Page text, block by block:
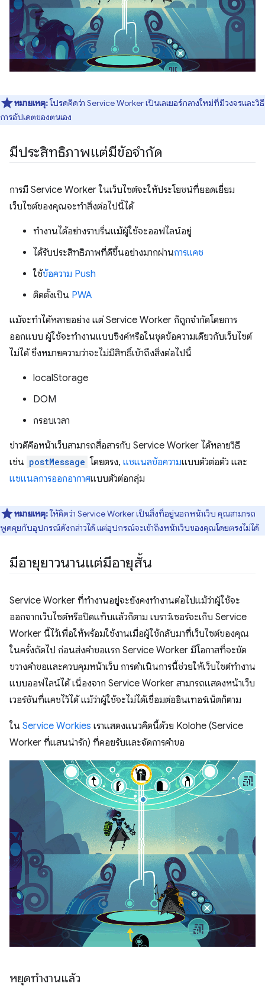
หมายเหตุ:โปรดคิดว่า Service Worker เป็นเลเยอร์กลางใหม่ที่มีวงจรและวิธี
การอัปเดตของตนเอง
มีประสิทธิภาพแต่มีข้อจํากัด
การมี Service Worker ในเว็บไซต์จะให้ประโยชน์ที่ยอดเยี่ยม
เว็บไซต์ของคุณจะทำสิ่งต่อไปนี้ได้
ทำงานได้อย่างราบรื่นแม้ผู้ใช้จะออฟไลน์อยู่
ได้รับประสิทธิภาพที่ดีขึ้นอย่างมากผ่านการแคช
ใช้ข้อความ Push
ติดตั้งเป็น PWA
แม้จะทําได้หลายอย่าง แต่ Service Worker ก็ถูกจํากัดโดยการ
ออกแบบ ผู้ใช้จะทํางานแบบซิงค์หรือในชุดข้อความเดียวกับเว็บไซต์
ไม่ได้ ซึ่งหมายความว่าจะไม่มีสิทธิ์เข้าถึงสิ่งต่อไปนี้
localStorage
DOM
กรอบเวลา
ข่าวดีคือหน้าเว็บสามารถสื่อสารกับ Service Worker ได้หลายวิธี
เช่น postMessage โดยตรง, แชแนลข้อความแบบตัวต่อตัว และ
แชแนลการออกอากาศแบบตัวต่อกลุ่ม
หมายเหตุ:ให้คิดว่า Service Worker เป็นสิ่งที่อยู่นอกหน้าเว็บ คุณสามารถ
พูดคุยกับอุปกรณ์ดังกล่าวได้ แต่อุปกรณ์จะเข้าถึงหน้าเว็บของคุณโดยตรงไม่ได้
มีอายุยาวนานแต่มีอายุสั้น
Service Worker ที่ทำงานอยู่จะยังคงทำงานต่อไปแม้ว่าผู้ใช้จะ
ออกจากเว็บไซต์หรือปิดแท็บแล้วก็ตาม เบราว์เซอร์จะเก็บ Service
Worker นี้ไว้เพื่อให้พร้อมใช้งานเมื่อผู้ใช้กลับมาที่เว็บไซต์ของคุณ
ในครั้งถัดไป ก่อนส่งคำขอแรก Service Worker มีโอกาสที่จะขัด
ขวางคำขอและควบคุมหน้าเว็บ การดำเนินการนี้ช่วยให้เว็บไซต์ทำงาน
แบบออฟไลน์ได้ เนื่องจาก Service Worker สามารถแสดงหน้าเว็บ
เวอร์ชันที่แคชไว้ได้ แม้ว่าผู้ใช้จะไม่ได้เชื่อมต่ออินเทอร์เน็ตก็ตาม
ใน Service Workies เราแสดงแนวคิดนี้ด้วย Kolohe (Service
Worker ที่แสนน่ารัก) ที่คอยรับและจัดการคําขอ
หยุดทำงานแล้ว